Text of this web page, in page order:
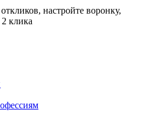
настройте воронку,
клика